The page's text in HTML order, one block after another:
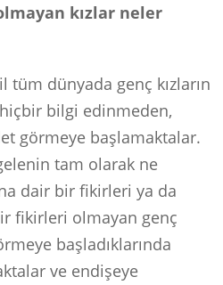
kızlar neler
tüm dünyada genç kızların
hiçbir bilgi edinmeden,
görmeye başlamaktalar.
tam olarak ne
dair bir fikirleri ya da
fikirleri olmayan genç
başladıklarında
ve endişeye